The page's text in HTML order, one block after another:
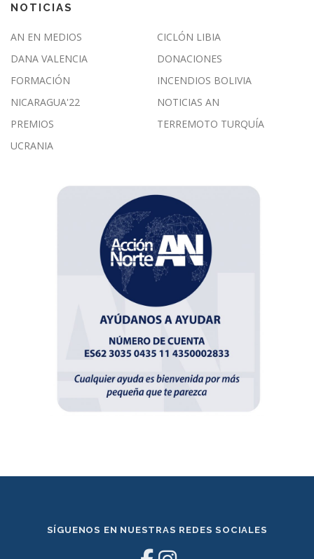
NOTICIAS
AN EN MEDIOS
CICLÓN LIBIA
DANA VALENCIA
DONACIONES
FORMACIÓN
INCENDIOS BOLIVIA
NICARAGUA'22
NOTICIAS AN
PREMIOS
TERREMOTO TURQUÍA
UCRANIA
SÍGUENOS EN NUESTRAS REDES SOCIALES